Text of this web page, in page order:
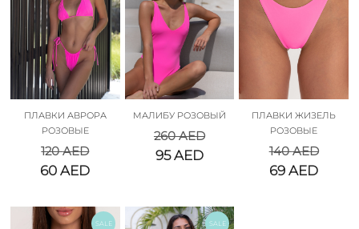
ПЛАВКИ АВРОРА
РОЗОВЫЕ
120AED
60AED
МАЛИБУ РОЗОВЫЙ
260AED
95AED
ПЛАВКИ ЖИЗЕЛЬ
РОЗОВЫЕ
140AED
69AED
SALE SALE